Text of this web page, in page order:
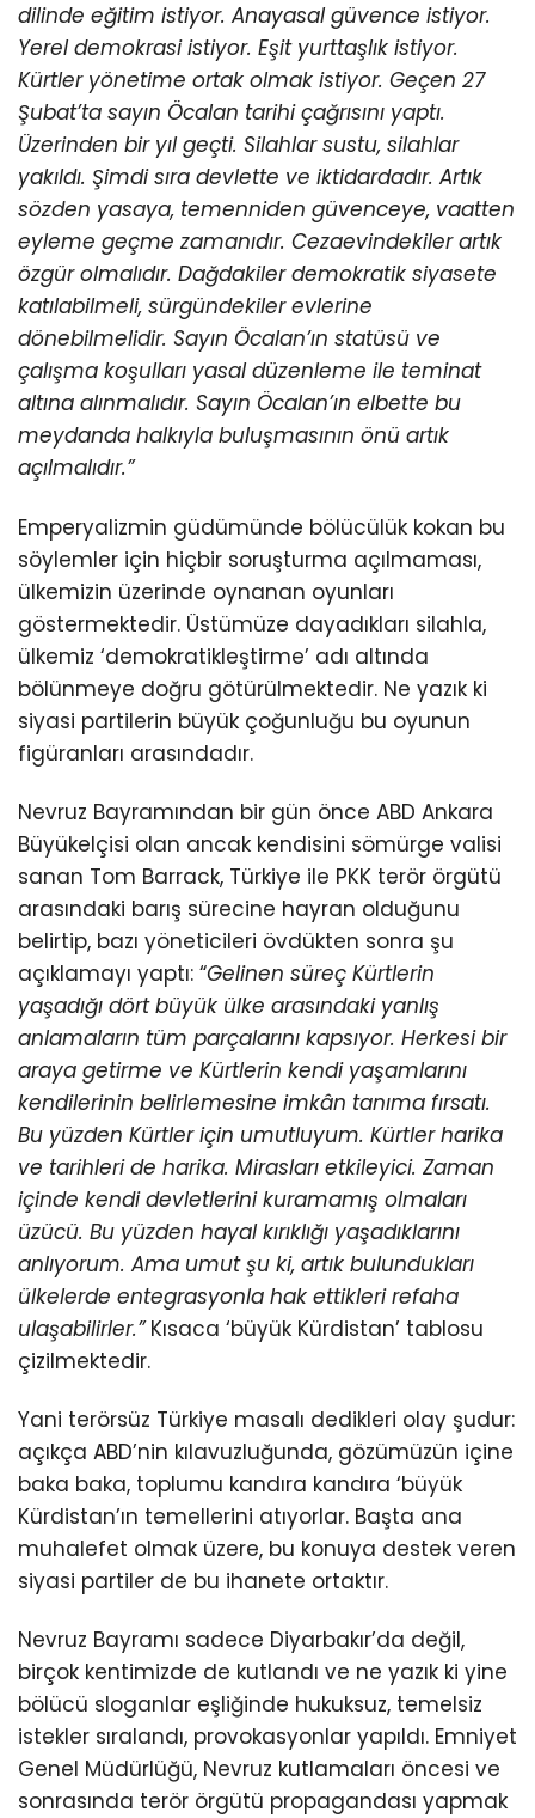
dilinde eğitim istiyor. Anayasal güvence istiyor.
Yerel demokrasi istiyor. Eşit yurttaşlık istiyor.
Kürtler yönetime ortak olmak istiyor. Geçen 27
Şubat’ta sayın Öcalan tarihi çağrısını yaptı.
Üzerinden bir yıl geçti. Silahlar sustu, silahlar
yakıldı. Şimdi sıra devlette ve iktidardadır. Artık
sözden yasaya, temenniden güvenceye, vaatten
eyleme geçme zamanıdır. Cezaevindekiler artık
özgür olmalıdır. Dağdakiler demokratik siyasete
katılabilmeli, sürgündekiler evlerine
dönebilmelidir. Sayın Öcalan’ın statüsü ve
çalışma koşulları yasal düzenleme ile teminat
altına alınmalıdır. Sayın Öcalan’ın elbette bu
meydanda halkıyla buluşmasının önü artık
açılmalıdır.”
Emperyalizmin güdümünde bölücülük kokan bu
söylemler için hiçbir soruşturma açılmaması,
ülkemizin üzerinde oynanan oyunları
göstermektedir. Üstümüze dayadıkları silahla,
ülkemiz ‘demokratikleştirme’ adı altında
bölünmeye doğru götürülmektedir. Ne yazık ki
siyasi partilerin büyük çoğunluğu bu oyunun
figüranları arasındadır.
Nevruz Bayramından bir gün önce ABD Ankara
Büyükelçisi olan ancak kendisini sömürge valisi
sanan Tom Barrack, Türkiye ile PKK terör örgütü
arasındaki barış sürecine hayran olduğunu
belirtip, bazı yöneticileri övdükten sonra şu
açıklamayı yaptı: “Gelinen süreç Kürtlerin
yaşadığı dört büyük ülke arasındaki yanlış
anlamaların tüm parçalarını kapsıyor. Herkesi bir
araya getirme ve Kürtlerin kendi yaşamlarını
kendilerinin belirlemesine imkân tanıma fırsatı.
Bu yüzden Kürtler için umutluyum. Kürtler harika
ve tarihleri de harika. Mirasları etkileyici. Zaman
içinde kendi devletlerini kuramamış olmaları
üzücü. Bu yüzden hayal kırıklığı yaşadıklarını
anlıyorum. Ama umut şu ki, artık bulundukları
ülkelerde entegrasyonla hak ettikleri refaha
ulaşabilirler.”Kısaca ‘büyük Kürdistan’ tablosu
çizilmektedir.
Yani terörsüz Türkiye masalı dedikleri olay şudur:
açıkça ABD’nin kılavuzluğunda, gözümüzün içine
baka baka, toplumu kandıra kandıra ‘büyük
Kürdistan’ın temellerini atıyorlar. Başta ana
muhalefet olmak üzere, bu konuya destek veren
siyasi partiler de bu ihanete ortaktır.
Nevruz Bayramı sadece Diyarbakır’da değil,
birçok kentimizde de kutlandı ve ne yazık ki yine
bölücü sloganlar eşliğinde hukuksuz, temelsiz
istekler sıralandı, provokasyonlar yapıldı. Emniyet
Genel Müdürlüğü, Nevruz kutlamaları öncesi ve
sonrasında terör örgütü propagandası yapmak